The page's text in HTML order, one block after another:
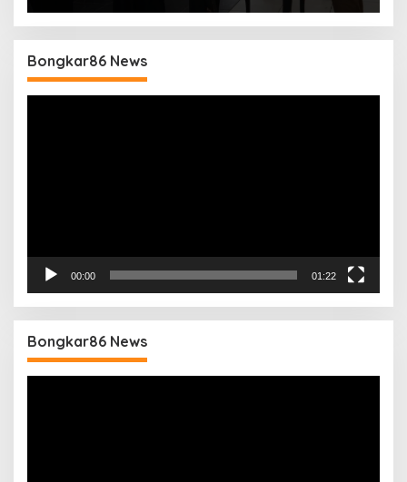
Bongkar86 News
00:00 01:22
Bongkar86 News